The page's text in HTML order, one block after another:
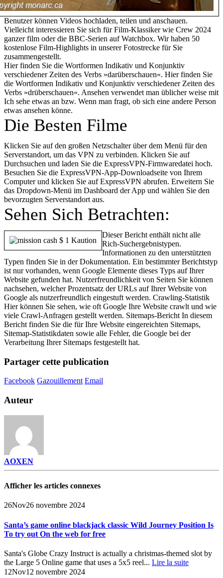
Benutzer können Videos hochladen, teilen und anschauen.
Vielleicht interessieren Sie sich für Film-Klassiker wie Crew 2024
ganzer film oder die BBC-Serien auf Watchbox. Wir haben 50
kostenlose Film-Highlights in unserer Fotostrecke für Sie
zusammengestellt.
Hier finden Sie die Wortformen Indikativ und Konjunktiv
verschiedener Zeiten des Verbs »darüberschauen«. Hier finden Sie
die Wortformen Indikativ und Konjunktiv verschiedener Zeiten des
Verbs »drüberschauen«. Ansehen verwendet man üblicher weise mit
Ich sehe etwas an bzw. Wenn man fragt, ob sich eine andere Person
etwas ansehen könne.
Die Besten Filme
Klicken Sie auf den großen Netzschalter über dem Menü für den
Serverstandort, um das VPN zu verbinden. Klicken Sie auf
Durchsuchen und laden Sie die ExpressVPN-Firmwaredatei hoch.
Besuchen Sie die ExpressVPN-App-Downloadseite von Ihrem
Computer und klicken Sie auf ExpressVPN abrufen. Erweitern Sie
das Dropdown-Menü im Dashboard der App und wählen Sie den
bevorzugten Serverstandort aus.
Sehen Sich Betrachten:
Dieser Bericht enthält nicht alle
Rich-Suchergebnistypen.
Informationen zu den unterstützten
Typen finden Sie in der Dokumentation. Ein bestimmter Berichtstyp
ist nur vorhanden, wenn Google Elemente dieses Typs auf Ihrer
Website gefunden hat. Nutzerfreundlichkeit von Seiten Sie können
nachsehen, welcher Prozentsatz der URLs auf Ihrer Website von
Google als nutzerfreundlich eingestuft werden. Crawling-Statistik
Hier können Sie sehen, wie oft Google Ihre Website crawlt und wie
viele Crawl-Anfragen gestellt werden. Sitemaps-Bericht In diesem
Bericht finden Sie die für Ihre Website eingereichten Sitemaps,
Sitemap-Statistikdaten sowie alle Fehler, die Google bei der
Verarbeitung Ihrer Sitemaps festgestellt hat.
Partager cette publication
Facebook Gazouillement Email
Auteur
AOXEN
Afficher les articles connexes
26Nov26 novembre 2024
Santa’s game online blackjack classic Wild Journey Position Is
To try out On the web for free
Santa's Globe Crazy Instruct is actually a christmas-themed slot by
the Large 5 Online game that uses a 5x5 reel... Lire la suite
12Nov12 novembre 2024